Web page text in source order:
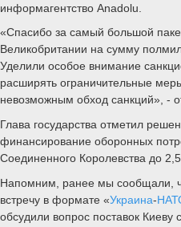
информагентство Anadolu.
«Спасибо за самый большой
Великобритании на сумму
Уделили особое внимание
расширять ограничительные
невозможным обход санкций», -
Глава государства отметил
финансирование оборонных
Соединенного Королевства до
Напомним, ранее мы сообщали,
встречу в формате «Украина-
обсудили вопрос поставок Киеву